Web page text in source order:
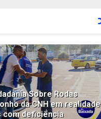
Sobre Rodas
da CNH em realidade
com deficiência